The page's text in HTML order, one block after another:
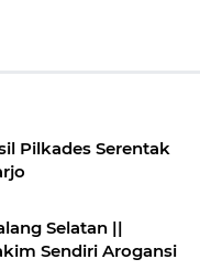
Pilkades Serentak
Selatan ||
Sendiri Arogansi